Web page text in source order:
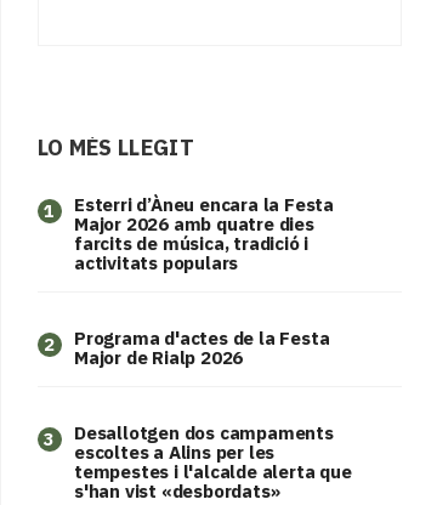
LO MÉS LLEGIT
1
Esterri d’Àneu encara la Festa
Major 2026 amb quatre dies
farcits de música, tradició i
activitats populars
2
Programa d'actes de la Festa
Major de Rialp 2026
3
​Desallotgen dos campaments
escoltes a Alins per les
tempestes i l'alcalde alerta que
s'han vist «desbordats»